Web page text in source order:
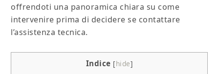
offrendoti una panoramica chiara su come
intervenire prima di decidere se contattare
l’assistenza tecnica.
Indice [hide]